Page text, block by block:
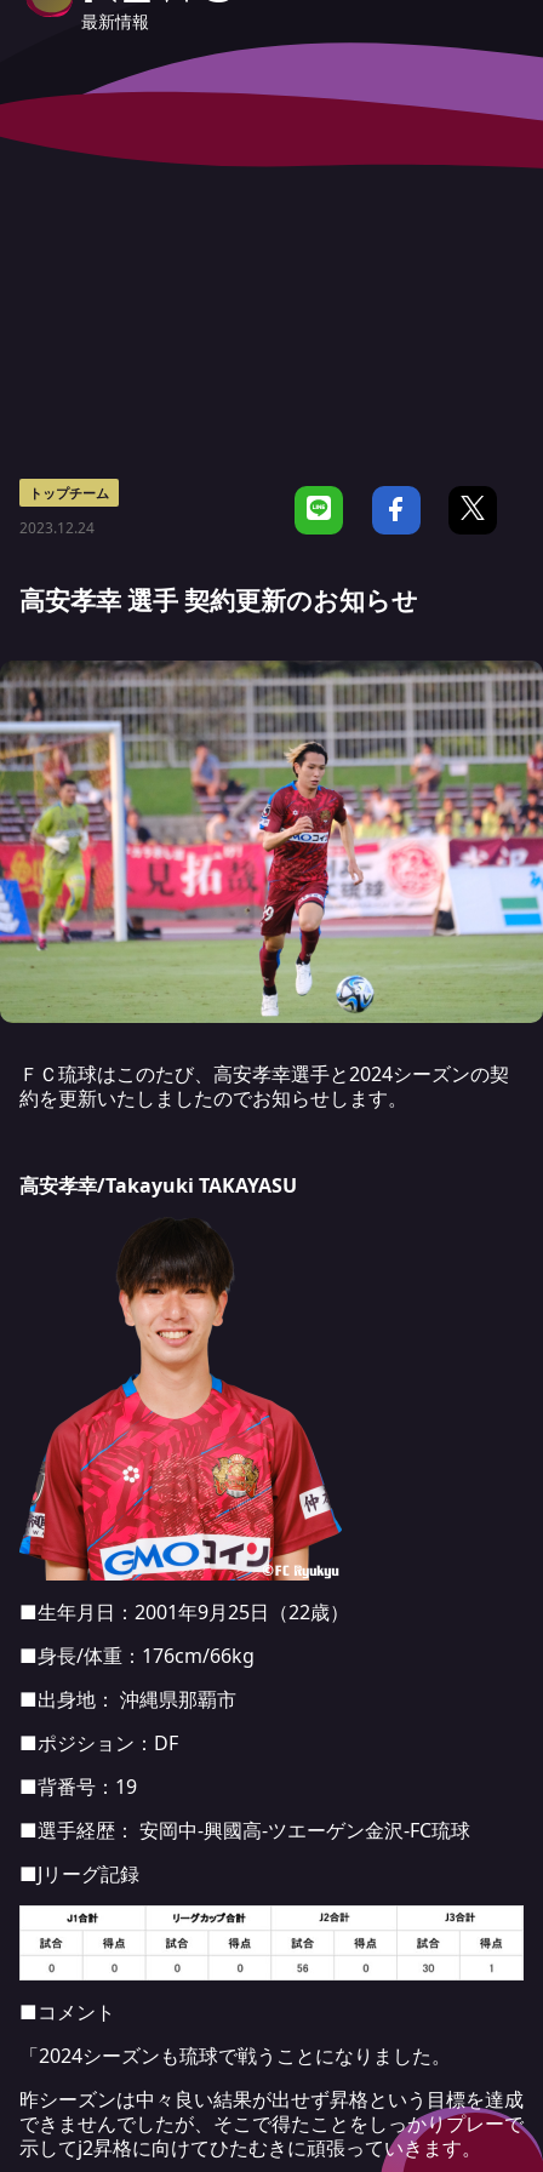
最新情報
トップチーム
2023.12.24
高安孝幸 選手 契約更新のお知らせ
ＦＣ琉球はこのたび、高安孝幸選手と2024シーズンの契
約を更新いたしましたのでお知らせします。
高安孝幸/Takayuki TAKAYASU
■生年月日：2001年9月25日（22歳）
■身長/体重：176cm/66kg
■出身地： 沖縄県那覇市
■ポジション：DF
■背番号：19
■選手経歴： 安岡中-興國高-ツエーゲン金沢-FC琉球
■Jリーグ記録
■コメント
「2024シーズンも琉球で戦うことになりました。
昨シーズンは中々良い結果が出せず昇格という目標を達成
できませんでしたが、そこで得たことをしっかりプレーで
示してj2昇格に向けてひたむきに頑張っていきます。